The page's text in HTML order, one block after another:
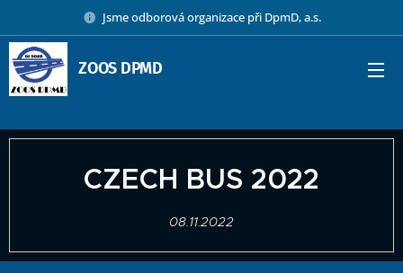
Jsme odborová organizace při DpmD, a.s.
ZOOS DPMD
CZECH BUS 2022
08.11.2022